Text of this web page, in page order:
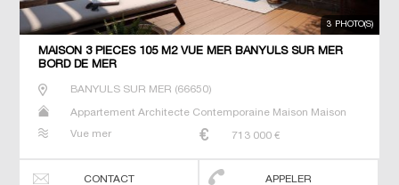
3 PHOTO(S)
MAISON 3 PIECES 105 M2 VUE MER BANYULS SUR MER
BORD DE MER
BANYULS SUR MER (66650)
Appartement Architecte Contemporaine Maison Maison
Vue mer
713 000 €
CONTACT APPELER